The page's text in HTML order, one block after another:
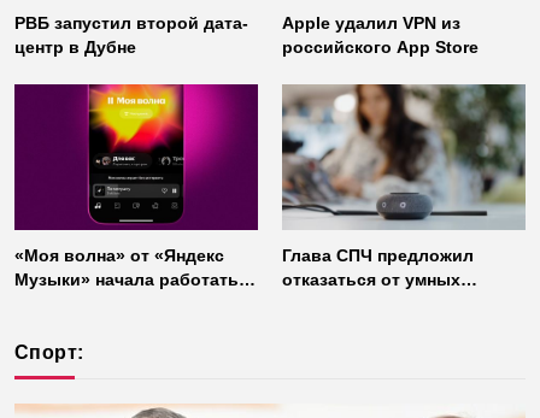
РВБ запустил второй дата-
центр в Дубне
Apple удалил VPN из
российского App Store
«Моя волна» от «Яндекс
Музыки» начала работать
Глава СПЧ предложил
отказаться от умных
Спорт: